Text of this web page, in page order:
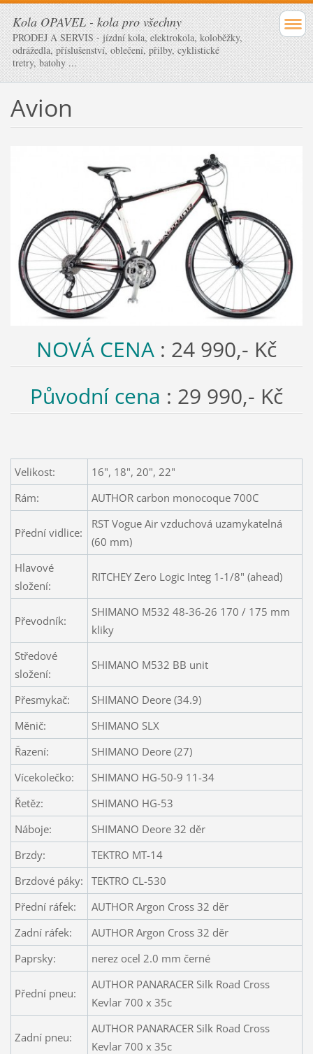
Kola OPAVEL - kola pro všechny
PRODEJ A SERVIS - jízdní kola, elektrokola, koloběžky,
odrážedla, příslušenství, oblečení, přilby, cyklistické
tretry, batohy ...
Avion
NOVÁ CENA : 24 990,- Kč
Původní cena : 29 990,- Kč
Velikost:
16", 18", 20", 22"
Rám:
AUTHOR carbon monocoque 700C
Přední vidlice:
RST Vogue Air vzduchová uzamykatelná
(60 mm)
Hlavové
složení:
RITCHEY Zero Logic Integ 1-1/8" (ahead)
Převodník:
SHIMANO M532 48-36-26 170 / 175 mm
kliky
Středové
složení:
SHIMANO M532 BB unit
Přesmykač:
SHIMANO Deore (34.9)
Měnič:
SHIMANO SLX
Řazení:
SHIMANO Deore (27)
Vícekolečko:
SHIMANO HG-50-9 11-34
Řetěz:
SHIMANO HG-53
Náboje:
SHIMANO Deore 32 děr
Brzdy:
TEKTRO MT-14
Brzdové páky:
TEKTRO CL-530
Přední ráfek:
AUTHOR Argon Cross 32 děr
Zadní ráfek:
AUTHOR Argon Cross 32 děr
Paprsky:
nerez ocel 2.0 mm černé
Přední pneu:
AUTHOR PANARACER Silk Road Cross
Kevlar 700 x 35c
Zadní pneu:
AUTHOR PANARACER Silk Road Cross
Kevlar 700 x 35c